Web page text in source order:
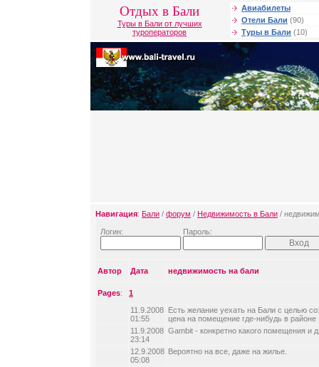
Отдых в Бали
Туры в Бали от лучших
туроператоров
Авиабилеты
Отели Бали (90)
Туры в Бали (10)
Навигация: Бали / форум / Недвижимость в Бали /
Логин: Пароль:
Автор Дата недвижимость на бали
Pages: 1
11.9.2008
01:55
Есть желание уехать на Бали с целью
цена на помещение где-нибудь в районе
11.9.2008
23:14
Gambit - конкретно какого помещения и
12.9.2008
05:08
Вероятно на все, даже на жилье.